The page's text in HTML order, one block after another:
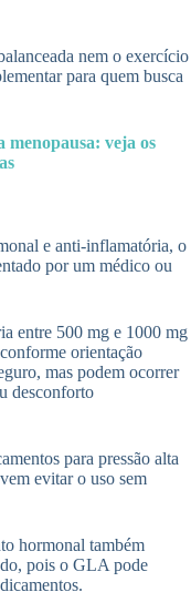
nem o exercício
para quem busca
menopausa: veja os
e anti-inflamatória, o
por um médico ou
entre 500 mg e 1000 mg
orientação
mas podem ocorrer
desconforto
para pressão alta
evitar o uso sem
hormonal também
pois o GLA pode